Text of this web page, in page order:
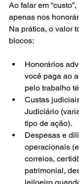
Ao falar em
apenas nos
Na prática, o valor
blocos:
Honorários
você paga ao
pelo trabalho
Custas
Judiciário
tipo de ação).
Despesas e
operacionais
correios,
patrimonial,